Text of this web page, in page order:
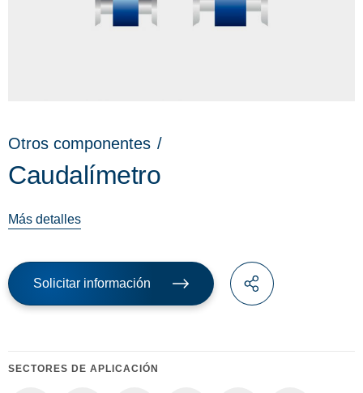
Otros componentes /
Caudalímetro
Más detalles
Solicitar información
SECTORES DE APLICACIÓN